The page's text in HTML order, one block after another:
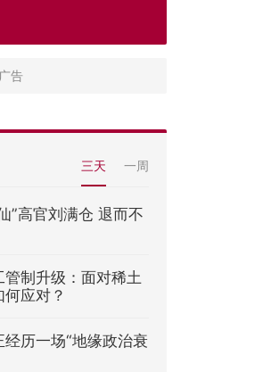
三天 一周
”高官刘满仓 退而不
制升级：面对稀土
应对？
历一场“地缘政治衰